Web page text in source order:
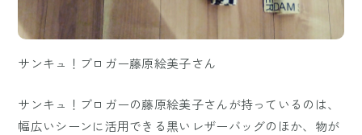
サンキュ！ブロガー藤原絵美子さん
サンキュ！ブロガーの藤原絵美子さんが持っているのは、
幅広いシーンに活用できる黒いレザーバッグのほか、物が